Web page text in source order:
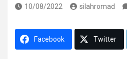
10/08/2022 silahromad
Facebook Twitter